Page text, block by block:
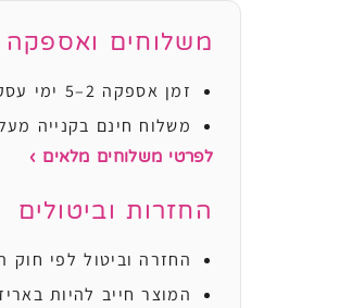
משלוחים ואספקה
זמן אספקה 2–5 ימי עסקים
משלוח חינם בקנייה מעל 499
לפרטי משלוחים מלאים ›
החזרות וביטולים
החזרה וביטול לפי חוק
המוצר חייב להיות